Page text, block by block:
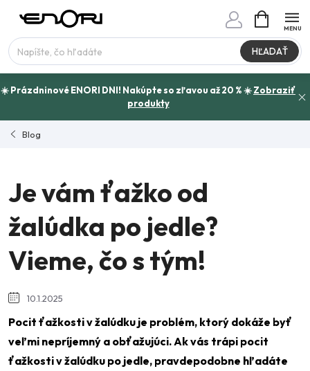
obsah
HĽADAŤ
KOŠÍK
☀️ Prázdninové ENORI DNI! Nakúpte so zľavou až 20 % ☀️Zobraziť
produkty
Blog
Je vám ťažko od
žalúdka po jedle?
Vieme, čo s tým!
10.1.2025
Pocit ťažkosti v žalúdku je problém, ktorý dokáže byť
veľmi nepríjemný a obťažujúci. Ak vás trápi pocit
ťažkosti v žalúdku po jedle, pravdepodobne hľadáte
www.enori.cz - Chat